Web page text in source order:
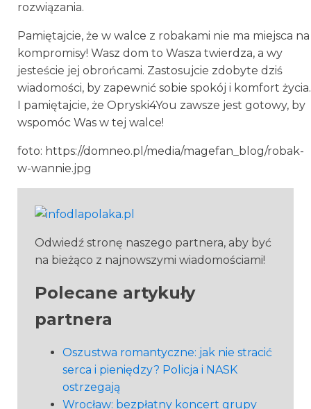
rozwiązania.
Pamiętajcie, że w walce z robakami nie ma miejsca na
kompromisy! Wasz dom to Wasza twierdza, a wy
jesteście jej obrońcami. Zastosujcie zdobyte dziś
wiadomości, by zapewnić sobie spokój i komfort życia.
I pamiętajcie, że Opryski4You zawsze jest gotowy, by
wspomóc Was w tej walce!
foto: https://domneo.pl/media/magefan_blog/robak-
w-wannie.jpg
Odwiedź stronę naszego partnera, aby być
na bieżąco z najnowszymi wiadomościami!
Polecane artykuły
partnera
Oszustwa romantyczne: jak nie stracić
serca i pieniędzy? Policja i NASK
ostrzegają
Wrocław: bezpłatny koncert grupy